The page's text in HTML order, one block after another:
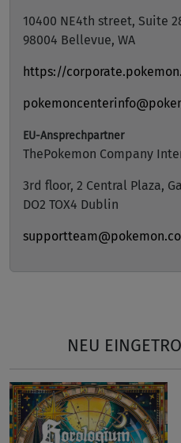
10400 NE4th street, Suite
98004 Bellevue, WA
https://
EU-Ansprechpartner
ThePokemon Company
3rd floor, 2 Central Plaza,
DO2 TOX4 Dublin
NEU